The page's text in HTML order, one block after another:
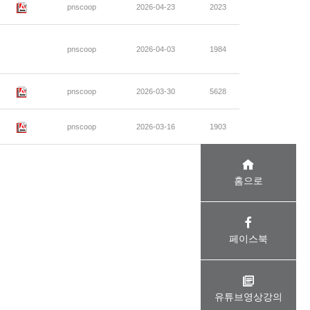
pnscoop 2026-04-23 2023
pnscoop 2026-04-03 1984
pnscoop 2026-03-30 5628
pnscoop 2026-03-16 1903
홈으로
페이스북
유튜브영상강의